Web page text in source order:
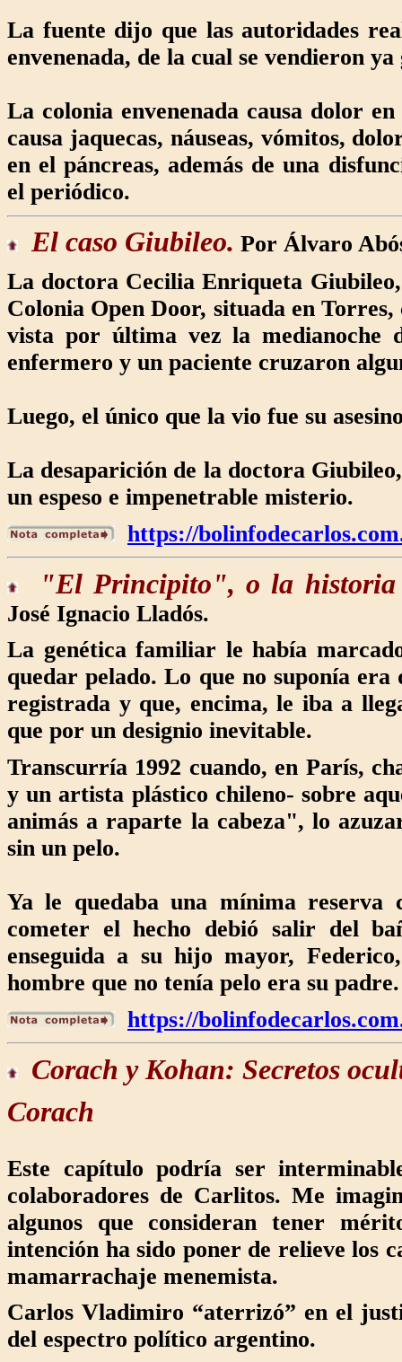
La fuente dijo que las autoridades
envenenada, de la cual se vendieron
La colonia envenenada causa dolor
causa jaquecas, náuseas, vómitos,
en el páncreas, además de una
el periódico.
El caso Giubileo. Por Álvaro
La doctora Cecilia Enriqueta
Colonia Open Door, situada en
vista por última vez la medianoche
enfermero y un paciente cruzaron
Luego, el único que la vio fue su
La desaparición de la doctora
un espeso e impenetrable misterio.
https://
"El Principito", o la historia
José Ignacio Lladós.
La genética familiar le había
quedar pelado. Lo que no suponía
registrada y que, encima, le iba a
que por un designio inevitable.
Transcurría 1992 cuando, en París,
y un artista plástico chileno- sobre
animás a raparte la cabeza", lo
sin un pelo.
Ya le quedaba una mínima
cometer el hecho debió salir del
enseguida a su hijo mayor,
hombre que no tenía pelo era su padre.
https://
Corach y Kohan: Secretos
Corach
Este capítulo podría ser
colaboradores de Carlitos. Me
algunos que consideran tener
intención ha sido poner de relieve los
mamarrachaje menemista.
Carlos Vladimiro “aterrizó” en el
del espectro político argentino.